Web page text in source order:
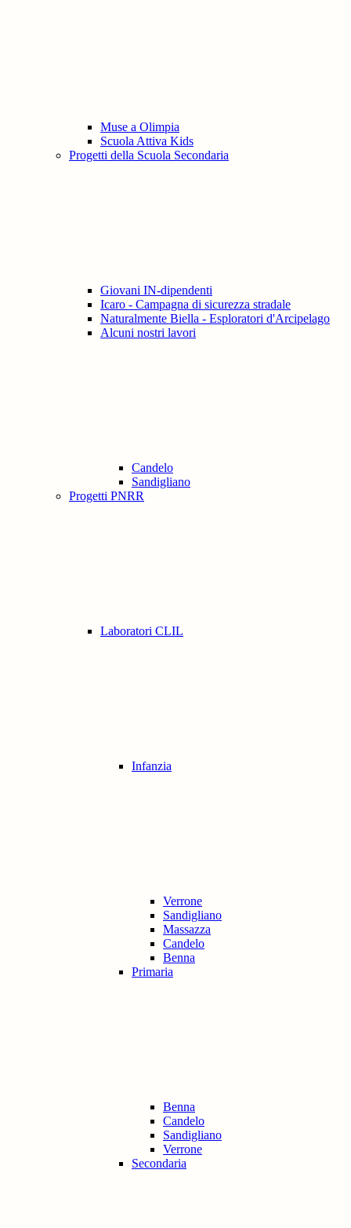
Muse a Olimpia
Scuola Attiva Kids
Progetti della Scuola Secondaria
Giovani IN-dipendenti
Icaro - Campagna di sicurezza stradale
Naturalmente Biella - Esploratori d'Arcipelago
Alcuni nostri lavori
Candelo
Sandigliano
Progetti PNRR
Laboratori CLIL
Infanzia
Verrone
Sandigliano
Massazza
Candelo
Benna
Primaria
Benna
Candelo
Sandigliano
Verrone
Secondaria